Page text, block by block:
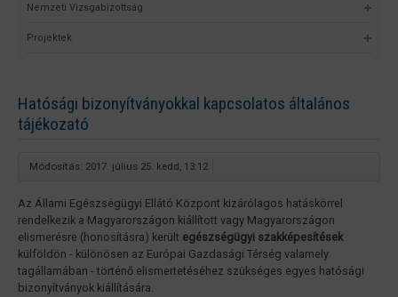
Nemzeti Vizsgabizottság
Projektek
Hatósági bizonyítványokkal kapcsolatos általános
tájékozató
Módosítás: 2017. július 25. kedd, 13:12
Az Állami Egészségügyi Ellátó Központ kizárólagos hatáskörrel
rendelkezik a Magyarországon kiállított vagy Magyarországon
elismerésre (honosításra) került egészségügyi szakképesítések
külföldön - különösen az Európai Gazdasági Térség valamely
tagállamában - történő elismertetéséhez szükséges egyes hatósági
bizonyítványok kiállítására.